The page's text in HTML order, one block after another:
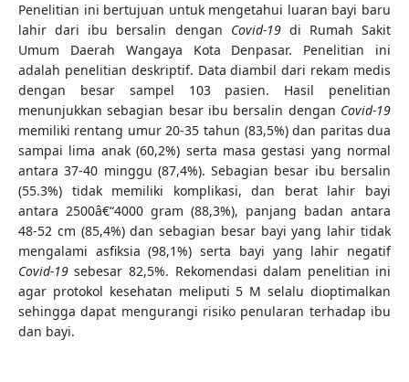
Penelitian ini bertujuan untuk mengetahui luaran bayi baru
lahir dari ibu bersalin dengan Covid-19di Rumah Sakit
Umum Daerah Wangaya Kota Denpasar. Penelitian ini
adalah penelitian deskriptif. Data diambil dari rekam medis
dengan besar sampel 103 pasien. Hasil penelitian
menunjukkan sebagian besar ibu bersalin dengan Covid-19
memiliki rentang umur 20-35 tahun (83,5%) dan paritas dua
sampai lima anak (60,2%) serta masa gestasi yang normal
antara 37-40 minggu (87,4%). Sebagian besar ibu bersalin
(55.3%) tidak memiliki komplikasi, dan berat lahir bayi
antara 2500â€“4000 gram (88,3%), panjang badan antara
48-52 cm (85,4%) dan sebagian besar bayi yang lahir tidak
mengalami asfiksia (98,1%) serta bayi yang lahir negatif
Covid-19sebesar 82,5%. Rekomendasi dalam penelitian ini
agar protokol kesehatan meliputi 5 M selalu dioptimalkan
sehingga dapat mengurangi risiko penularan terhadap ibu
dan bayi.